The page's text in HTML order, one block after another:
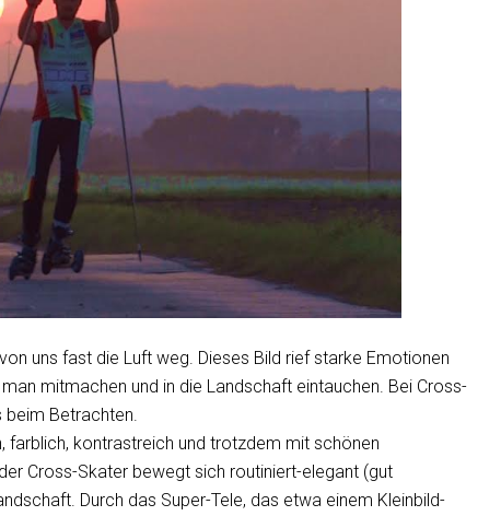
uns fast die Luft weg. Dieses Bild rief starke Emotionen
mitmachen und in die Landschaft eintauchen. Bei Cross-
beim Betrachten.
farblich, kontrastreich und trotzdem mit schönen
Cross-Skater bewegt sich routiniert-elegant (gut
Durch das Super-Tele, das etwa einem Kleinbild-